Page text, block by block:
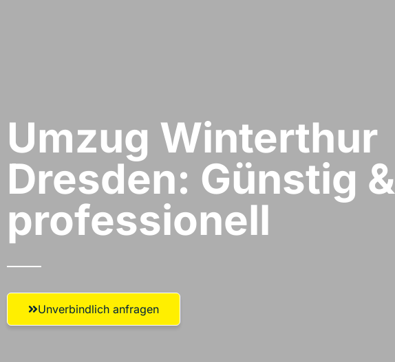
Umzug Winterthur​
Dresden: Günstig &
professionell​
Unverbindlich anfragen